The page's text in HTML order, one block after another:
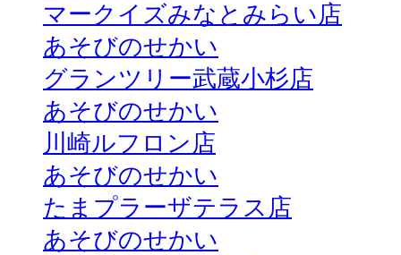
マークイズみなとみらい店
あそびのせかい
グランツリー武蔵小杉店
あそびのせかい
川崎ルフロン店
あそびのせかい
たまプラーザテラス店
あそびのせかい